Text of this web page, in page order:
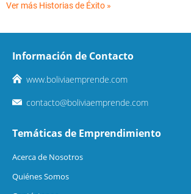
Ver más Historias de Éxito »
Información de Contacto
www.boliviaemprende.com
contacto@boliviaemprende.com
Temáticas de Emprendimiento
Acerca de Nosotros
Quiénes Somos